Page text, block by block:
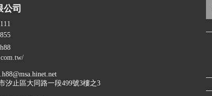
司
汐止區大同路一段499號3樓之3